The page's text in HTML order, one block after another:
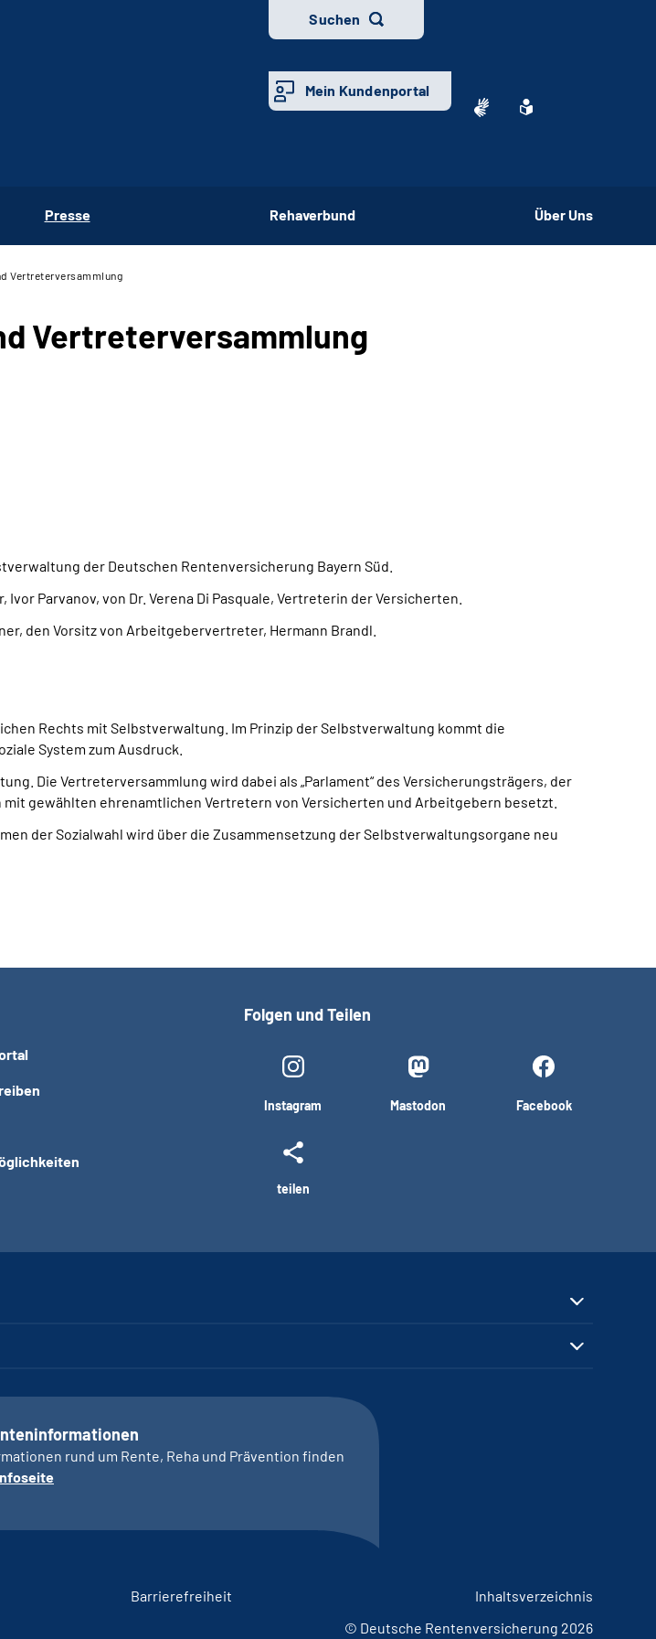
Suchen
Mein Kundenportal
Presse Rehaverbund Über Uns
Vertreterversammlung
Vertreterversammlung
der Deutschen Rentenversicherung Bayern Süd.
Parvanov, von Dr. Verena Di Pasquale, Vertreterin der Versicherten.
den Vorsitz von Arbeitgebervertreter, Hermann Brandl.
Rechts mit Selbstverwaltung. Im Prinzip der Selbstverwaltung kommt die
System zum Ausdruck.
Die Vertreterversammlung wird dabei als „Parlament“ des Versicherungsträgers, der
mit gewählten ehrenamtlichen Vertretern von Versicherten und Arbeitgebern besetzt.
der Sozialwahl wird über die Zusammensetzung der Selbstverwaltungsorgane neu
Folgen und Teilen
Instagram Mastodon Facebook
teilen
rund um Rente, Reha und Prävention finden
Barrierefreiheit
Inhaltsverzeichnis
© Deutsche Rentenversicherung 2026